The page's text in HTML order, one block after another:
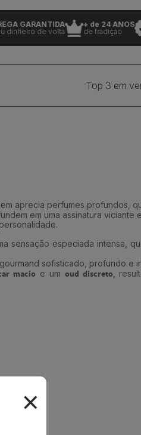
GARANTIDA
de volta
+ de 24 ANOS
de tradição
e
Top 3 em
aprecia perfumes profundos,
em uma assinatura viciante
sensação especiada intensa,
sofisticado, profundo e
macio e um oud discreto,